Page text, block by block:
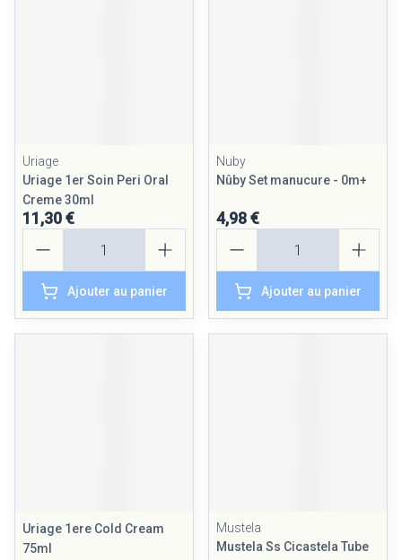
Uriage
Uriage 1er Soin Peri Oral
Creme 30ml
11,30 €
Ajouter au panier
Nuby
Nûby Set manucure - 0m+
4,98 €
Ajouter au panier
Uriage 1ere Cold Cream
75ml
Mustela
Mustela Ss Cicastela Tube